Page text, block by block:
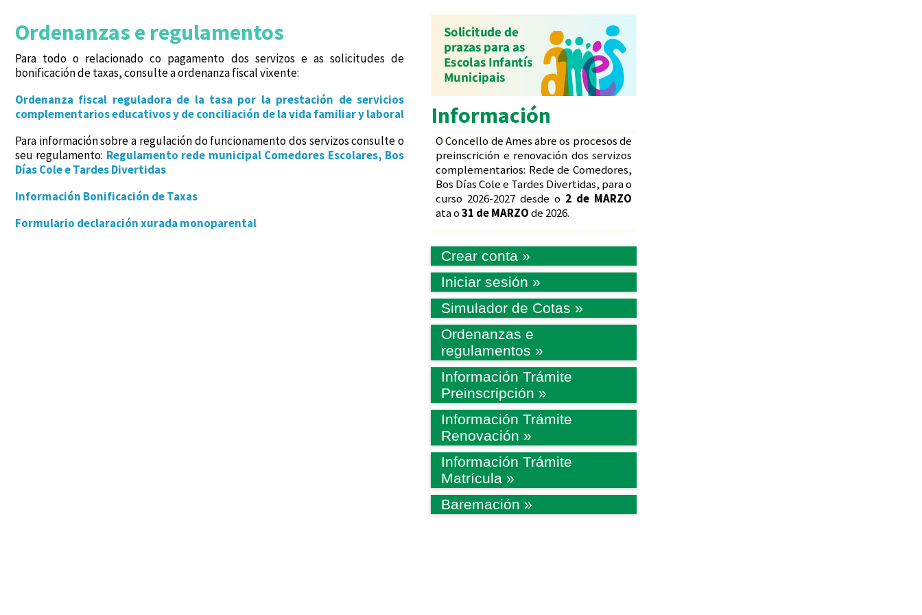
Ordenanzas e regulamentos
Para todo o relacionado co pagamento dos servizos e as solicitudes de
bonificación de taxas, consulte a ordenanza fiscal vixente:
Ordenanza fiscal reguladora de la tasa por la prestación de servicios
complementarios educativos y de conciliación de la vida familiar y laboral
Para información sobre a regulación do funcionamento dos servizos consulte o
seu regulamento: Regulamento rede municipal Comedores Escolares, Bos
Días Cole e Tardes Divertidas
Información Bonificación de Taxas
Formulario declaración xurada monoparental
Información
O Concello de Ames abre os procesos de
preinscrición e renovación dos servizos
complementarios: Rede de Comedores,
Bos Días Cole e Tardes Divertidas, para o
curso 2026-2027 desde o 2 de MARZO
ata o31 de MARZOde 2026.
Crear conta »
Iniciar sesión »
Simulador de Cotas »
Ordenanzas e
regulamentos »
Información Trámite
Preinscripción »
Información Trámite
Renovación »
Información Trámite
Matrícula »
Baremación »